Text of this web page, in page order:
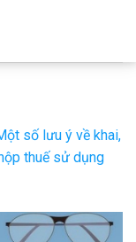
số lưu ý về khai,
thuế sử dụng